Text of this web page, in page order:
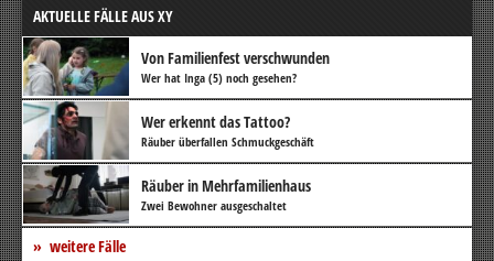
AKTUELLE FÄLLE AUS XY
Von Familienfest verschwunden
Wer hat Inga (5) noch gesehen?
Wer erkennt das Tattoo?
Räuber überfallen Schmuckgeschäft
Räuber in Mehrfamilienhaus
Zwei Bewohner ausgeschaltet
weitere Fälle